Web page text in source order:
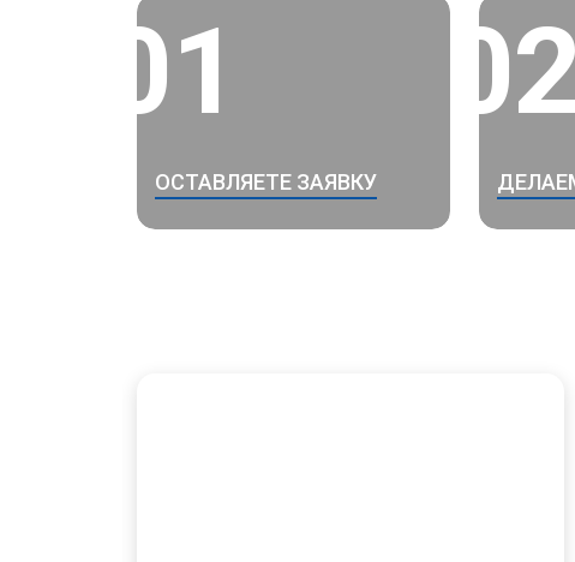
01
ОСТАВЛЯЕТЕ ЗАЯВКУ